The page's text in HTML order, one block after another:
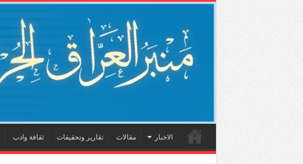
الاخبار مقالات تقارير وتحقيقات ثقافة وادب